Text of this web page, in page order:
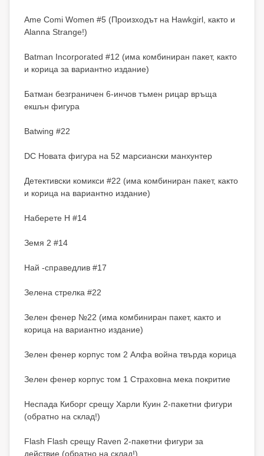
Ame Comi Women #5 (Произходът на Hawkgirl, както и
Alanna Strange!)
Batman Incorporated #12 (има комбиниран пакет, както
и корица за вариантно издание)
Батман безграничен 6-инчов тъмен рицар връща
екшън фигура
Batwing #22
DC Новата фигура на 52 марсиански манхунтер
Детективски комикси #22 (има комбиниран пакет, както
и корица на вариантно издание)
Наберете H #14
Земя 2 #14
Най -справедлив #17
Зелена стрелка #22
Зелен фенер №22 (има комбиниран пакет, както и
корица на вариантно издание)
Зелен фенер корпус том 2 Алфа война твърда корица
Зелен фенер корпус том 1 Страховна мека покритие
Неспада Киборг срещу Харли Куин 2-пакетни фигури
(обратно на склад!)
Flash Flash срещу Raven 2-пакетни фигури за
действие (обратно на склад!)